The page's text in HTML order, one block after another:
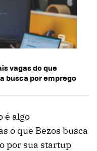
vagas do que
busca por emprego
é algo
o que Bezos busca
por sua startup